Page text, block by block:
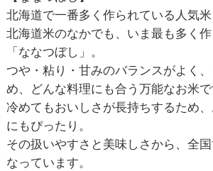
北海道で一番多く作られている人気米
北海道米のなかでも、いま最も多く
「ななつぼし」。
つや・粘り・甘みのバランスがよく
め、どんな料理にも合う万能なお米で
冷めてもおいしさが長持ちするため
にもぴったり。
その扱いやすさと美味しさから、全
なっています。